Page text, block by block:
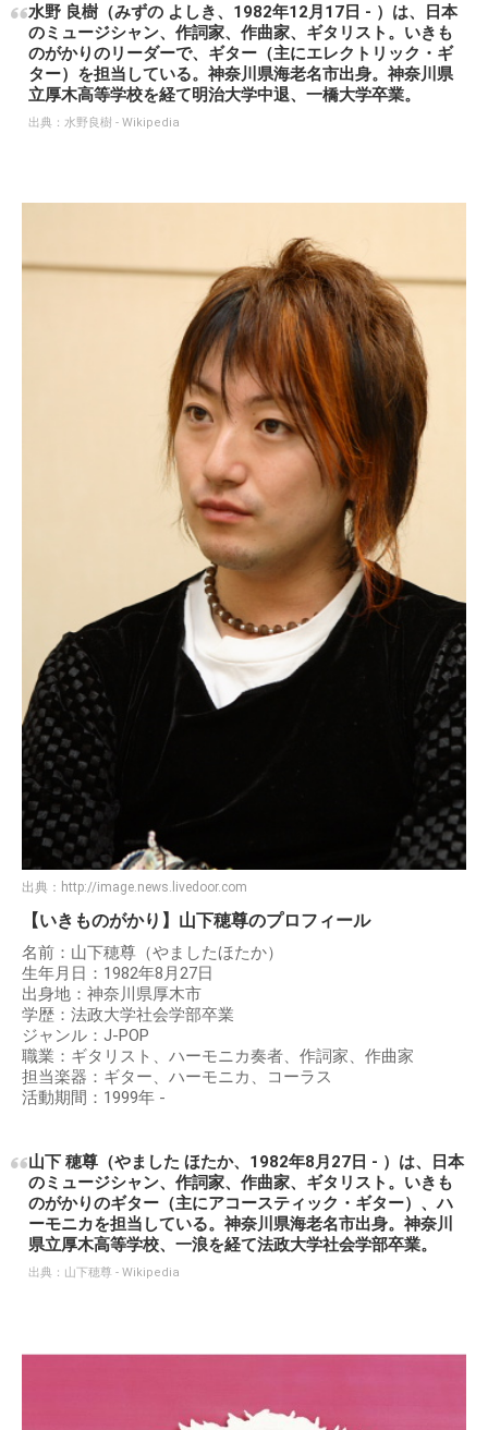
水野 良樹（みずの よしき、1982年12月17日 - ）は、日本
のミュージシャン、作詞家、作曲家、ギタリスト。いきも
のがかりのリーダーで、ギター（主にエレクトリック・ギ
ター）を担当している。神奈川県海老名市出身。神奈川県
立厚木高等学校を経て明治大学中退、一橋大学卒業。
出典： 水野良樹 - Wikipedia
出典： http://image.news.livedoor.com
【いきものがかり】山下穂尊のプロフィール
名前：山下穂尊（やましたほたか）
生年月日：1982年8月27日
出身地：神奈川県厚木市
学歴：法政大学社会学部卒業
ジャンル：J-POP
職業：ギタリスト、ハーモニカ奏者、作詞家、作曲家
担当楽器：ギター、ハーモニカ、コーラス
活動期間：1999年 -
山下 穂尊（やました ほたか、1982年8月27日 - ）は、日本
のミュージシャン、作詞家、作曲家、ギタリスト。いきも
のがかりのギター（主にアコースティック・ギター）、ハ
ーモニカを担当している。神奈川県海老名市出身。神奈川
県立厚木高等学校、一浪を経て法政大学社会学部卒業。
出典： 山下穂尊 - Wikipedia